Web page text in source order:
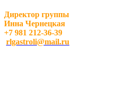
Директор группы
Инна Чернецкая
+7 981 212-36-39
rlgastroli@mail.ru